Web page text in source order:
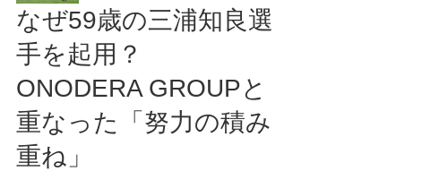
なぜ59歳の三浦知良選
手を起用？
ONODERA GROUPと
重なった「努力の積み
重ね」